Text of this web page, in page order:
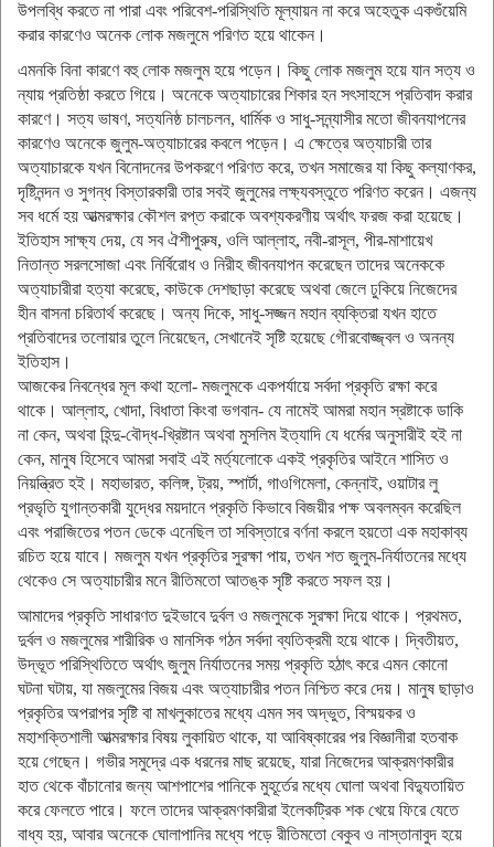
উপলব্ধি করতে না পারা এবং পরিবেশ-পরিস্থিতি মূল্যায়ন না করে অহেতুক একগুঁয়েমি
করার কারণেও অনেক লোক মজলুমে পরিণত হয়ে থাকেন।
এমনকি বিনা কারণে বহু লোক মজলুম হয়ে পড়েন। কিছু লোক মজলুম হয়ে যান সত্য ও
ন্যায় প্রতিষ্ঠা করতে গিয়ে। অনেকে অত্যাচারের শিকার হন সৎসাহসে প্রতিবাদ করার
কারণে। সত্য ভাষণ, সত্যনিষ্ঠ চালচলন, ধার্মিক ও সাধু-সন্ন্যাসীর মতো জীবনযাপনের
কারণেও অনেকে জুলুম-অত্যাচারের কবলে পড়েন। এ ক্ষেত্রে অত্যাচারী তার
অত্যাচারকে যখন বিনোদনের উপকরণে পরিণত করে, তখন সমাজের যা কিছু কল্যাণকর,
দৃষ্টিনন্দন ও সুগন্ধ বিস্তারকারী তার সবই জুলুমের লক্ষ্যবস্তুতে পরিণত করেন। এজন্য
সব ধর্মে হয় আত্মরক্ষার কৌশল রপ্ত করাকে অবশ্যকরণীয় অর্থাৎ ফরজ করা হয়েছে।
ইতিহাস সাক্ষ্য দেয়, যে সব ঐশীপুরুষ, ওলি আল্লাহ, নবী-রাসূল, পীর-মাশায়েখ
নিতান্ত সরলসোজা এবং নির্বিরোধ ও নিরীহ জীবনযাপন করেছেন তাদের অনেককে
অত্যাচারীরা হত্যা করেছে, কাউকে দেশছাড়া করেছে অথবা জেলে ঢুকিয়ে নিজেদের
হীন বাসনা চরিতার্থ করেছে। অন্য দিকে, সাধু-সজ্জন মহান ব্যক্তিরা যখন হাতে
প্রতিবাদের তলোয়ার তুলে নিয়েছেন, সেখানেই সৃষ্টি হয়েছে গৌরবোজ্জ্বল ও অনন্য
ইতিহাস।
আজকের নিবন্ধের মূল কথা হলো- মজলুমকে একপর্যায়ে সর্বদা প্রকৃতি রক্ষা করে
থাকে। আল্লাহ, খোদা, বিধাতা কিংবা ভগবান- যে নামেই আমরা মহান স্রষ্টাকে ডাকি
না কেন, অথবা হিন্দু-বৌদ্ধ-খ্রিষ্টান অথবা মুসলিম ইত্যাদি যে ধর্মের অনুসারীই হই না
কেন, মানুষ হিসেবে আমরা সবাই এই মর্ত্যলোকে একই প্রকৃতির আইনে শাসিত ও
নিয়ন্ত্রিত হই। মহাভারত, কলিঙ্গ, ট্রয়, স্পার্টা, গাওগিমেলা, কেন্নাই, ওয়াটার লু
প্রভৃতি যুগান্তকারী যুদ্ধের ময়দানে প্রকৃতি কিভাবে বিজয়ীর পক্ষ অবলম্বন করেছিল
এবং পরাজিতের পতন ডেকে এনেছিল তা সবিস্তারে বর্ণনা করলে হয়তো এক মহাকাব্য
রচিত হয়ে যাবে। মজলুম যখন প্রকৃতির সুরক্ষা পায়, তখন শত জুলুম-নির্যাতনের মধ্যে
থেকেও সে অত্যাচারীর মনে রীতিমতো আতঙ্ক সৃষ্টি করতে সফল হয়।
আমাদের প্রকৃতি সাধারণত দুইভাবে দুর্বল ও মজলুমকে সুরক্ষা দিয়ে থাকে। প্রথমত,
দুর্বল ও মজলুমের শারীরিক ও মানসিক গঠন সর্বদা ব্যতিক্রমী হয়ে থাকে। দ্বিতীয়ত,
উদ্ভূত পরিস্থিতিতে অর্থাৎ জুলুম নির্যাতনের সময় প্রকৃতি হঠাৎ করে এমন কোনো
ঘটনা ঘটায়, যা মজলুমের বিজয় এবং অত্যাচারীর পতন নিশ্চিত করে দেয়। মানুষ ছাড়াও
প্রকৃতির অপরাপর সৃষ্টি বা মাখলুকাতের মধ্যে এমন সব অদ্ভুত, বিস্ময়কর ও
মহাশক্তিশালী আত্মরক্ষার বিষয় লুকায়িত থাকে, যা আবিষ্কারের পর বিজ্ঞানীরা হতবাক
হয়ে গেছেন। গভীর সমুদ্রে এক ধরনের মাছ রয়েছে, যারা নিজেদের আক্রমণকারীর
হাত থেকে বাঁচানোর জন্য আশপাশের পানিকে মুহূর্তের মধ্যে ঘোলা অথবা বিদ্যুতায়িত
করে ফেলতে পারে। ফলে তাদের আক্রমণকারীরা ইলেকট্রিক শক খেয়ে ফিরে যেতে
বাধ্য হয়, আবার অনেকে ঘোলাপানির মধ্যে পড়ে রীতিমতো বেকুব ও নাস্তানাবুদ হয়ে